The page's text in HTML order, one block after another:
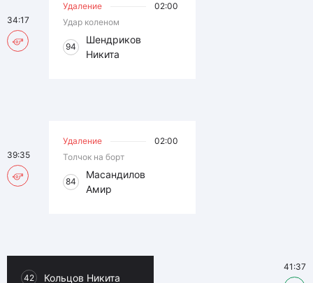
Удаление
02:00
Удар коленом
94
Шендриков
Никита
34:17
Удаление
02:00
Толчок на борт
84
Масандилов
Амир
39:35
42 Кольцов Никита
41:37